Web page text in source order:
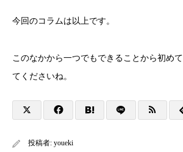
今回のコラムは以上です。
このなかから一つでもできることから初め
てくださいね。
投稿者: youeki